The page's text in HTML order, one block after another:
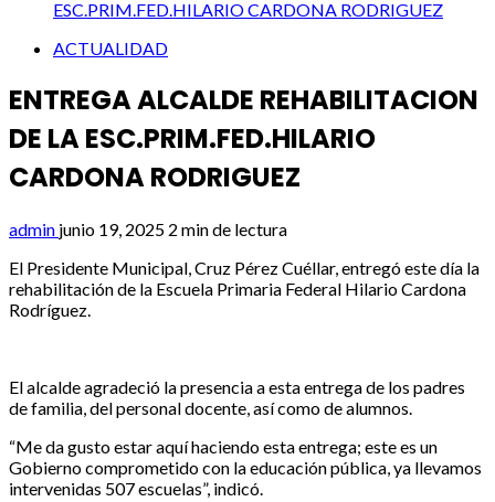
ESC.PRIM.FED.HILARIO CARDONA RODRIGUEZ
ACTUALIDAD
ENTREGA ALCALDE REHABILITACION
DE LA ESC.PRIM.FED.HILARIO
CARDONA RODRIGUEZ
admin junio 19, 2025 2 min de lectura
El Presidente Municipal, Cruz Pérez Cuéllar, entregó este día la
rehabilitación de la Escuela Primaria Federal Hilario Cardona
Rodríguez.
El alcalde agradeció la presencia a esta entrega de los padres
de familia, del personal docente, así como de alumnos.
“Me da gusto estar aquí haciendo esta entrega; este es un
Gobierno comprometido con la educación pública, ya llevamos
intervenidas 507 escuelas”, indicó.